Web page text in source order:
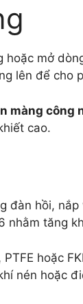
hoặc mở
lên để cho
màng công
cao.
đàn hồi,
tăng
hoặc
nén hoặc